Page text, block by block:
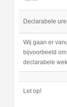
Declarabele
Wij gaan er
bijvoorbeeld
declarabele
Let op!